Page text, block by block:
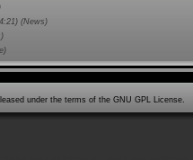
) (News)
under the terms of the GNU GPL License.